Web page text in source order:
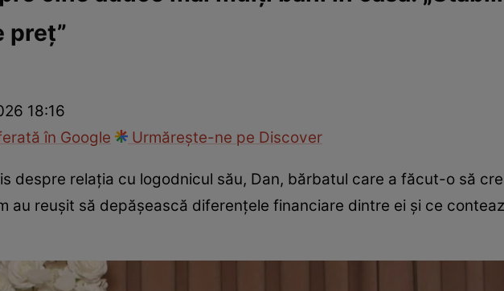
Click!Paparazzii Click!
preț”
18:16
în Google
Urmărește-ne pe Discover
despre relația cu logodnicul său, Dan, bărbatul care a făcut-o să
au reușit să depășească diferențele financiare dintre ei și ce